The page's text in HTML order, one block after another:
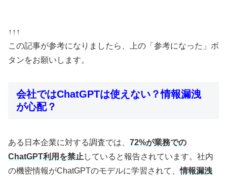
↑↑↑
この記事が参考になりましたら、上の「参考になった」ボ
タンをお願いします。
会社ではChatGPTは使えない？情報漏洩
が心配？
ある日本企業に対する調査では、 72%が業務での
ChatGPT利用を禁止 していると報告されています。社内
の機密情報がChatGPTのモデルに学習されて、情報漏洩